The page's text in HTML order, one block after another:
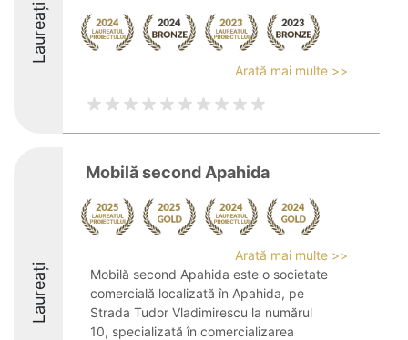
Laureați
Arată mai multe >>
Laureați
Mobilă second Apahida
Arată mai multe >>
Mobilă second Apahida este o societate
comercială localizată în Apahida, pe
Strada Tudor Vladimirescu la numărul
10, specializată în comercializarea